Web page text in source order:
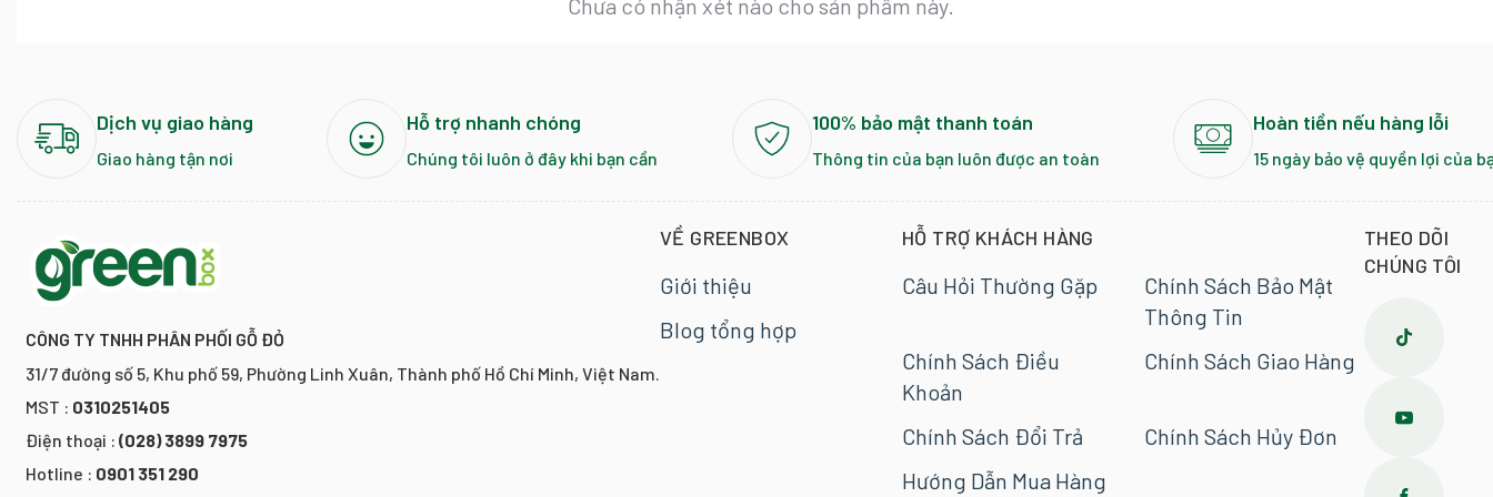
Chưa có nhận xét nào cho sản phẩm này.
Dịch vụ giao hàng
Giao hàng tận nơi
Hỗ trợ nhanh chóng
Chúng tôi luôn ở đây khi bạn cần
100% bảo mật thanh toán
Thông tin của bạn luôn được an toàn
Hoàn tiền nếu hàng lỗi
15 ngày bảo vệ quyền lợi của
CÔNG TY TNHH PHÂN PHỐI GỖ ĐỎ
31/7 đường số 5, Khu phố 59, Phường Linh Xuân, Thành phố Hồ Chí Minh, Việt Nam.
MST : 0310251405
Điện thoại : (028) 3899 7975
Hotline : 0901 351 290
VỀ GREENBOX
Giới thiệu
Blog tổng hợp
HỖ TRỢ KHÁCH HÀNG
Câu Hỏi Thường Gặp
Chính Sách Bảo Mật
Thông Tin
Chính Sách Điều
Khoản
Chính Sách Giao Hàng
Chính Sách Đổi Trả
Chính Sách Hủy Đơn
Hướng Dẫn Mua Hàng
THEO DÕI
CHÚNG TÔI